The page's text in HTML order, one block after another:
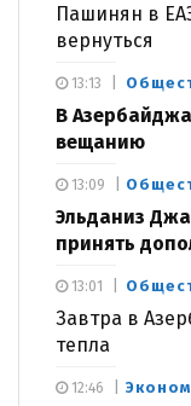
Пашинян в
вернуться
В
вещанию
13:13
Эльданиз
принять
13:09
Завтра в
тепла
13:01
12:46